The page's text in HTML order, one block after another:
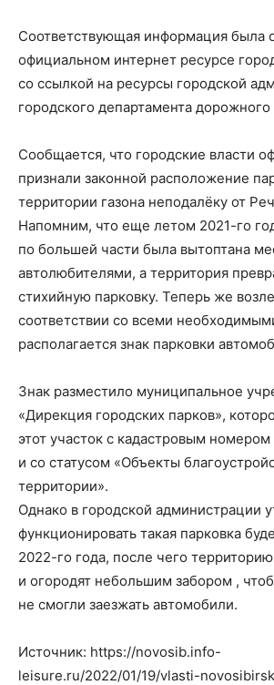
Соответствующая информация была
официальном интернет ресурсе
со ссылкой на ресурсы городской
городского департамента дорожного
Сообщается, что городские власти
признали законной расположение
территории газона неподалёку от
Напомним, что еще летом 2021-го
по большей части была вытоптана
автолюбителями, а территория
стихийную парковку. Теперь же
соответствии со всеми
располагается знак парковки
Знак разместило муниципальное
«Дирекция городских парков»,
этот участок с кадастровым
и со статусом «Объекты
территории».
Однако в городской администрации
функционировать такая парковка
2022-го года, после чего
и огородят небольшим забором ,
не смогли заезжать автомобили.
Источник: https://novosib.info-
leisure.ru/2022/01/19/vlasti-